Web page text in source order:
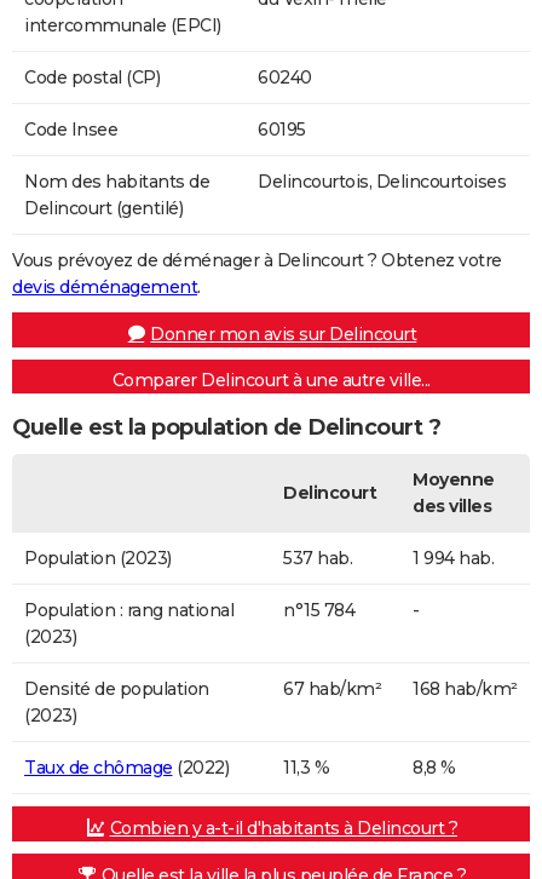
intercommunale (EPCI)
Code postal (CP) 60240
Code Insee 60195
Nom des habitants de
Delincourt (gentilé)
Delincourtois, Delincourtoises
Vous prévoyez de déménager à Delincourt ? Obtenez votre
devis déménagement.
Donner mon avis sur Delincourt
Comparer Delincourt à une autre ville...
Quelle est la population de Delincourt ?
Delincourt
Moyenne
des villes
Population (2023) 537 hab. 1 994 hab.
Population : rang national
(2023)
n°15 784 -
Densité de population
(2023)
67 hab/km² 168 hab/km²
Taux de chômage (2022) 11,3 % 8,8 %
Combien y a-t-il d'habitants à Delincourt ?